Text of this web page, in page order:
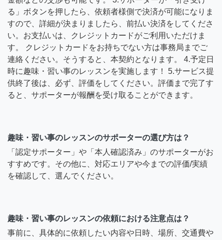
る」ボタンを押したら、依頼者様側で決済が可能になりま
すので、詳細が決まりましたら、前払い決済をしてくださ
い。お支払いは、クレジットカードがご利用いただけま
す。 クレジットカードをお持ちでない方は事務局までご
連絡ください。そうすると、本契約となります。 4.予定日
時に趣味・習い事のレッスンを実施します！ 5.サービス提
供終了後は、必ず、評価をしてください。評価まで完了す
ると、サポーターが報酬を受け取ることができます。
趣味・習い事のレッスンのサポーターの選び方は？
「認定サポーター」や「本人確認済み」のサポーターがお
すすめです。その他に、対応エリアや今までの評価/実績
を確認して、選んでください。
趣味・習い事のレッスンの依頼における注意点は？
事前に、具体的に依頼したい内容や日時、場所、交通費や